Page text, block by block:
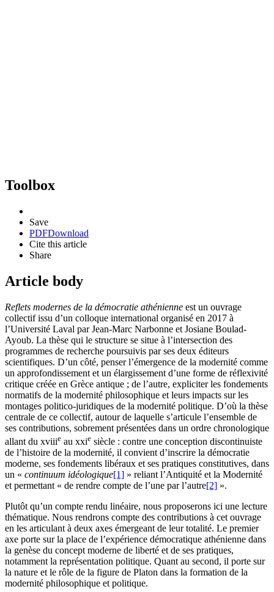
Toolbox
Save
PDFDownload
Cite this article
Share
Article body
Reflets modernes de la démocratie athénienne est un ouvrage
collectif issu d’un colloque international organisé en 2017 à
l’Université Laval par Jean-Marc Narbonne et Josiane Boulad-
Ayoub. La thèse qui le structure se situe à l’intersection des
programmes de recherche poursuivis par ses deux éditeurs
scientifiques. D’un côté, penser l’émergence de la modernité comme
un approfondissement et un élargissement d’une forme de réflexivité
critique créée en Grèce antique ; de l’autre, expliciter les fondements
normatifs de la modernité philosophique et leurs impacts sur les
montages politico-juridiques de la modernité politique. D’où la thèse
centrale de ce collectif, autour de laquelle s’articule l’ensemble de
ses contributions, sobrement présentées dans un ordre chronologique
allant du xviiie au xxie siècle : contre une conception discontinuiste
de l’histoire de la modernité, il convient d’inscrire la démocratie
moderne, ses fondements libéraux et ses pratiques constitutives, dans
un « continuum idéologique[1] » reliant l’Antiquité et la Modernité
et permettant « de rendre compte de l’une par l’autre[2] ».
Plutôt qu’un compte rendu linéaire, nous proposerons ici une lecture
thématique. Nous rendrons compte des contributions à cet ouvrage
en les articulant à deux axes émergeant de leur totalité. Le premier
axe porte sur la place de l’expérience démocratique athénienne dans
la genèse du concept moderne de liberté et de ses pratiques,
notamment la représentation politique. Quant au second, il porte sur
la nature et le rôle de la figure de Platon dans la formation de la
modernité philosophique et politique.